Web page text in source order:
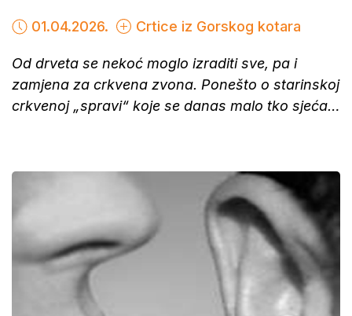
01.04.2026. Crtice iz Gorskog kotara
Od drveta se nekoć moglo izraditi sve, pa i
zamjena za crkvena zvona. Ponešto o starinskoj
crkvenoj „spravi“ koje se danas malo tko sjeća…